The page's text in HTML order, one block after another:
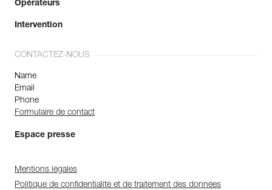
Opérateurs
Intervention
CONTACTEZ-NOUS
Name
Email
Phone
Formulaire de contact
Espace presse
Mentions légales
Politique de confidentialité et de traitement des données